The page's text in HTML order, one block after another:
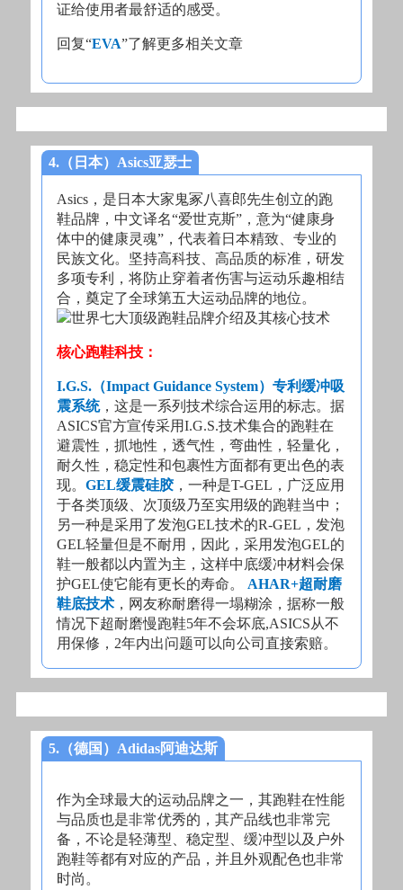
证给使用者最舒适的感受。
回复“EVA”了解更多相关文章
4.（日本）Asics亚瑟士
Asics，是日本大家鬼冢八喜郎先生创立的跑
鞋品牌，中文译名“爱世克斯”，意为“健康身
体中的健康灵魂”，代表着日本精致、专业的
民族文化。坚持高科技、高品质的标准，研发
多项专利，将防止穿着者伤害与运动乐趣相结
合，奠定了全球第五大运动品牌的地位。
核心跑鞋科技：
I.G.S.（Impact Guidance System）专利缓冲吸
震系统，这是一系列技术综合运用的标志。据
ASICS官方宣传采用I.G.S.技术集合的跑鞋在
避震性，抓地性，透气性，弯曲性，轻量化，
耐久性，稳定性和包裹性方面都有更出色的表
现。 GEL缓震硅胶，一种是T-GEL，广泛应用
于各类顶级、次顶级乃至实用级的跑鞋当中；
另一种是采用了发泡GEL技术的R-GEL，发泡
GEL轻量但是不耐用，因此，采用发泡GEL的
鞋一般都以内置为主，这样中底缓冲材料会保
护GEL使它能有更长的寿命。 AHAR+超耐磨
鞋底技术 ，网友称耐磨得一塌糊涂，据称一般
情况下超耐磨慢跑鞋5年不会坏底,ASICS从不
用保修，2年内出问题可以向公司直接索赔。
5.（德国）Adidas阿迪达斯
作为全球最大的运动品牌之一，其跑鞋在性能
与品质也是非常优秀的，其产品线也非常完
备，不论是轻薄型、稳定型、缓冲型以及户外
跑鞋等都有对应的产品，并且外观配色也非常
时尚。